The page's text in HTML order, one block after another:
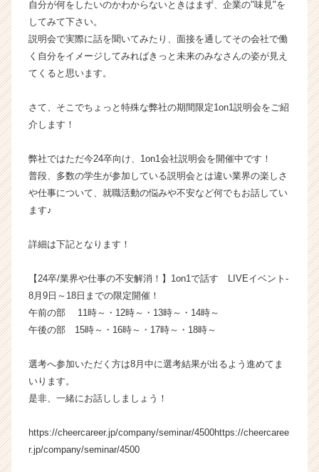
ャ
ア
h
r
r
e
r）
自分が何をしたいのかわからないときはまず、企業の"味見"を
してみて下さい。
説明会で実際に話を聞いてみたり、面接を通してその会社で働
く自分をイメージしてみればきっと未来のみなさんの姿が見え
てくると思います。
さて、そこでちょっと特殊な弊社の期間限定1on1説明会をご紹
介します！
弊社ではただ今24卒向け、1on1会社説明会を開催中です！
普段、多数の学生が参加している説明会とは違い業界の楽しさ
や仕事について、就職活動の悩みや不安など何でもお話してい
ます♪
詳細は下記となります！
【24卒/業界や仕事の不安解消！】1on1で話す LIVEイベント-
8月9日～18日までの限定開催！
午前の部 11時～・12時～・13時～・14時～
午後の部 15時～・16時～・17時～・18時～
選考へ参加いただく方は8月中に選考結果が出るよう進めてま
いります。
是非、一緒にお話ししましょう！
https://cheercareer.jp/company/seminar/4500https://cheercaree
r.jp/company/seminar/4500